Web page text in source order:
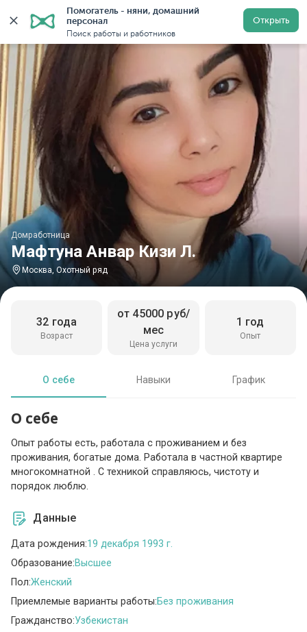
Помогатель - няни, домашний
персонал
Поиск работы и работников
Открыть
Главная Домработницы Домработницы в Москве
Мафтуна Анвар Кизи Л.
Домработница
Москва, Охотный ряд
Возраст
32 года
Цена услуги
от 45000 руб/
мес
Опыт
1 год
О себе Навыки График
О себе
Опыт работы есть, работала с проживанием и без
проживания, богатые дома. Работала в частной квартире
многокомнатной . С техникой справляюсь, чистоту и
порядок люблю.
Данные
Дата рождения:19 декабря 1993 г.
Образование:Высшее
Пол:Женский
Приемлемые варианты работы:Без проживания
Гражданство:Узбекистан